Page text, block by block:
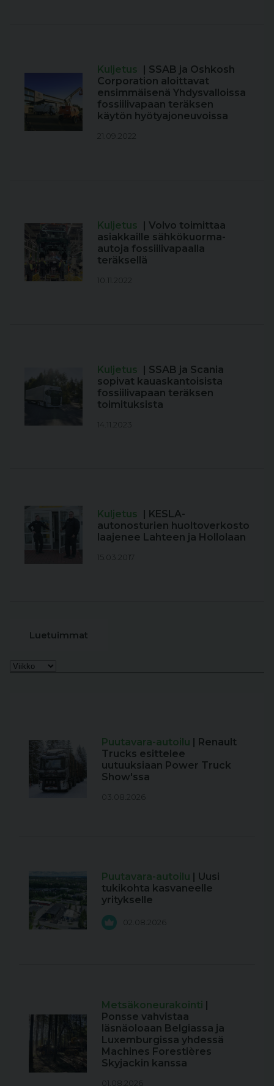
Kuljetus | SSAB ja Oshkosh
Corporation aloittavat
ensimmäisenä Yhdysvalloissa
fossiilivapaan teräksen
käytön hyötyajoneuvoissa
21.09.2022
Kuljetus | Volvo toimittaa
asiakkaille sähkökuorma-
autoja fossiilivapaalla
teräksellä
10.11.2022
Kuljetus | SSAB ja Scania
sopivat kauaskantoisista
fossiilivapaan teräksen
toimituksista
14.11.2023
Kuljetus | KESLA-
autonosturien huoltoverkosto
laajenee Lahteen ja Hollolaan
15.03.2017
Luetuimmat
Puutavara-autoilu | Renault
Trucks esittelee
uutuuksiaan Power Truck
Show'ssa
03.08.2026
Puutavara-autoilu | Uusi
tukikohta kasvaneelle
yritykselle
02.08.2026
Metsäkoneurakointi |
Ponsse vahvistaa
läsnäoloaan Belgiassa ja
Luxemburgissa yhdessä
Machines Forestières
Skyjackin kanssa
01.08.2026